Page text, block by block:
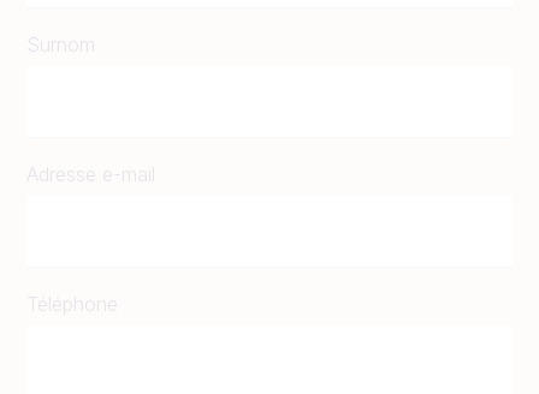
Surnom
Adresse e-mail
Téléphone